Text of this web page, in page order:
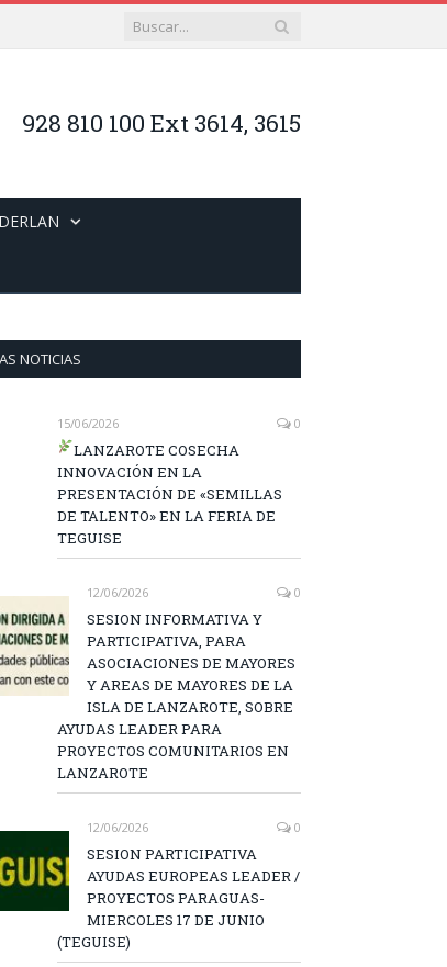
928 810 100 Ext 3614, 3615
NOTICIAS
15/06/2026 0
LANZAROTE COSECHA
INNOVACIÓN EN LA
PRESENTACIÓN DE «SEMILLAS
DE TALENTO» EN LA FERIA DE
TEGUISE
12/06/2026 0
SESION INFORMATIVA Y
PARTICIPATIVA, PARA
ASOCIACIONES DE MAYORES
Y AREAS DE MAYORES DE LA
ISLA DE LANZAROTE, SOBRE
AYUDAS LEADER PARA
PROYECTOS COMUNITARIOS EN
LANZAROTE
12/06/2026 0
SESION PARTICIPATIVA
AYUDAS EUROPEAS LEADER /
PROYECTOS PARAGUAS-
MIERCOLES 17 DE JUNIO
(TEGUISE)